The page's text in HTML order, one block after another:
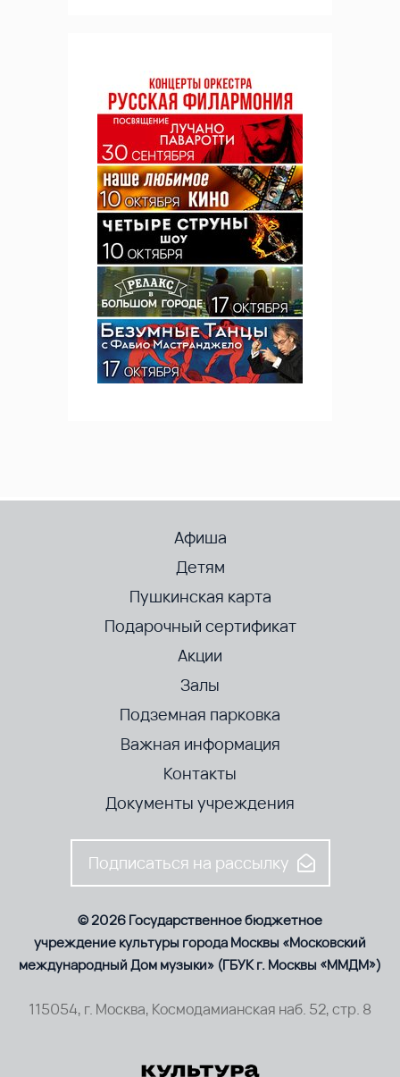
Афиша
Детям
Пушкинская карта
Подарочный сертификат
Акции
Залы
Подземная парковка
Важная информация
Контакты
Документы учреждения
Подписаться на рассылку
© 2026 Государственное бюджетное
учреждение культуры города Москвы «Московский
международный Дом музыки» (ГБУК г. Москвы «ММДМ»)
115054, г. Москва, Космодамианская наб. 52, стр. 8